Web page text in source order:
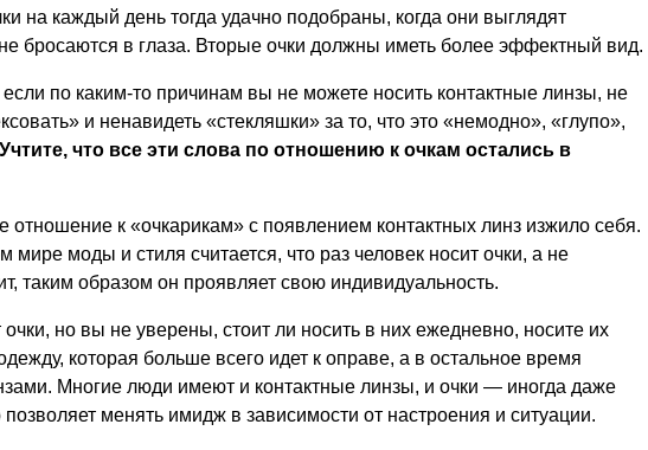
на каждый день тогда удачно подобраны, когда они выглядят
бросаются в глаза. Вторые очки должны иметь более эффектный вид.
по каким-то причинам вы не можете носить контактные линзы, не
и ненавидеть «стекляшки» за то, что это «немодно», «глупо»,
Учтите, что все эти слова по отношению к очкам остались в
отношение к «очкарикам» с появлением контактных линз изжило себя.
мире моды и стиля считается, что раз человек носит очки, а не
таким образом он проявляет свою индивидуальность.
но вы не уверены, стоит ли носить в них ежедневно, носите их
которая больше всего идет к оправе, а в остальное время
Многие люди имеют и контактные линзы, и очки — иногда даже
позволяет менять имидж в зависимости от настроения и ситуации.